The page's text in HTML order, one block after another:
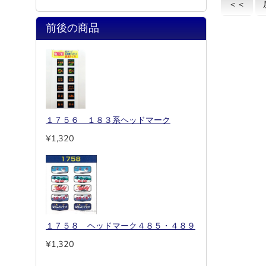
＜＜
前後の商品
１７５６ １８３系ヘッドマーク
¥1,320
１７５８ ヘッドマーク４８５・４８９
¥1,320